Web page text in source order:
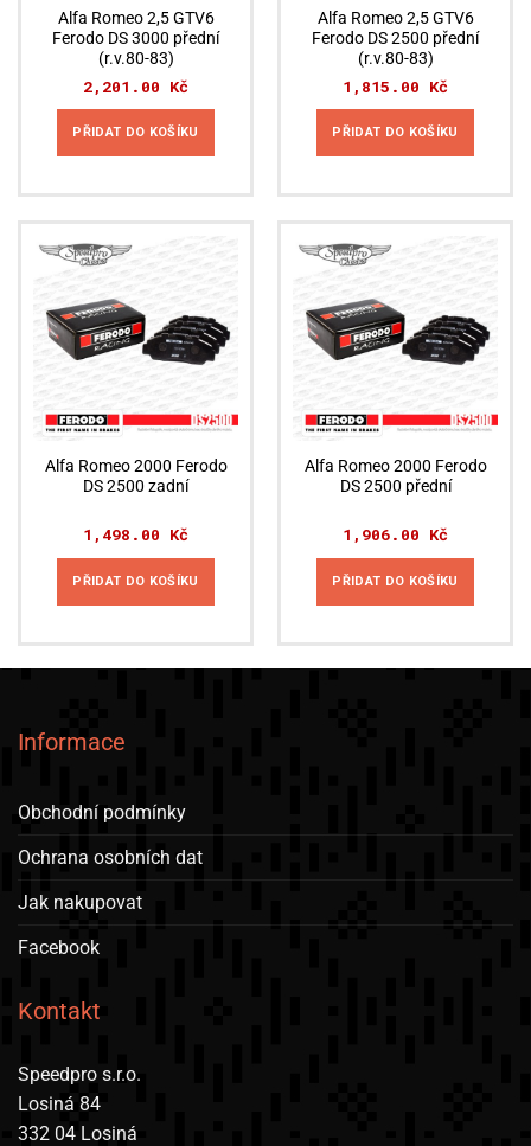
Alfa Romeo 2,5 GTV6
Ferodo DS 3000 přední
(r.v.80-83)
2,201.00 Kč
PŘIDAT DO KOŠÍKU
Alfa Romeo 2,5 GTV6
Ferodo DS 2500 přední
(r.v.80-83)
1,815.00 Kč
PŘIDAT DO KOŠÍKU
Alfa Romeo 2000 Ferodo
DS 2500 zadní
1,498.00 Kč
PŘIDAT DO KOŠÍKU
Alfa Romeo 2000 Ferodo
DS 2500 přední
1,906.00 Kč
PŘIDAT DO KOŠÍKU
Informace
Obchodní podmínky
Ochrana osobních dat
Jak nakupovat
Facebook
Kontakt
Speedpro s.r.o.
Losiná 84
332 04 Losiná